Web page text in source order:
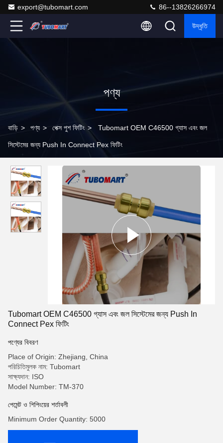
export@tubomart.com 86--13826266974
উদ্ধৃতি
পণ্য
বাড়ি > পণ্য > পেক্স পুশ ফিটিং > Tubomart OEM C46500 গ্যাস এবং জল
সিস্টেমের জন্য Push In Connect Pex ফিটিং
Tubomart OEM C46500 গ্যাস এবং জল সিস্টেমের জন্য Push In
Connect Pex ফিটিং
পণ্যের বিবরণ
Place of Origin: Zhejiang, China
পরিচিতিমুলক নাম: Tubomart
সাক্ষ্যদান: ISO
Model Number: TM-370
পেমেন্ট ও শিপিংয়ের শর্তাবলী
Minimum Order Quantity: 5000